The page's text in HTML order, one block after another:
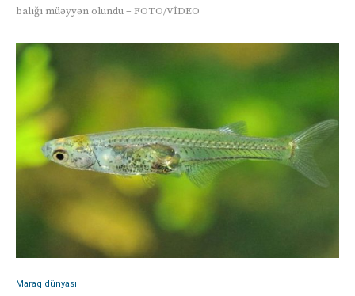
balığı müəyyən olundu – FOTO/VİDEO
Maraq dünyası